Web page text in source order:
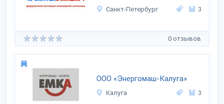
Санкт-Петербург 3
0 отзывов
ООО «Энергомаш-Калуга»
Калуга 3